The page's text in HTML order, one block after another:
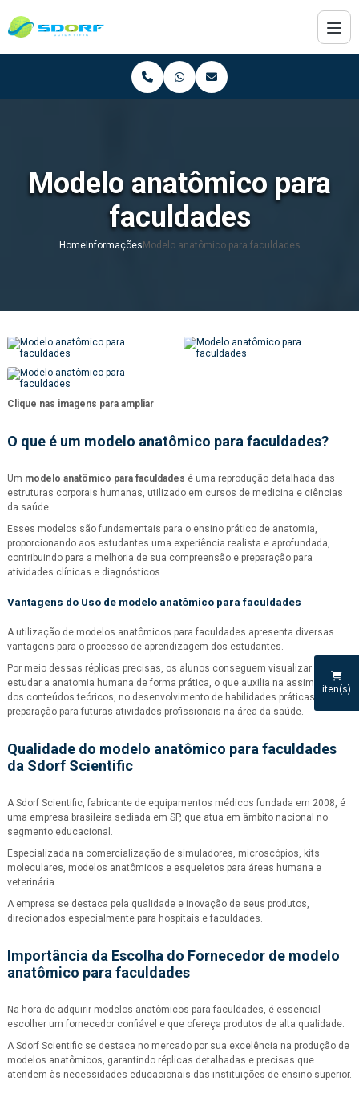
iten(s)
Modelo anatômico para
faculdades
HomeInformações Modelo anatômico para faculdades
Clique nas imagens para ampliar
O que é um modelo anatômico para faculdades?
Um modelo anatômico para faculdades é uma reprodução detalhada das
estruturas corporais humanas, utilizado em cursos de medicina e ciências
da saúde.
Esses modelos são fundamentais para o ensino prático de anatomia,
proporcionando aos estudantes uma experiência realista e aprofundada,
contribuindo para a melhoria de sua compreensão e preparação para
atividades clínicas e diagnósticos.
Vantagens do Uso de modelo anatômico para faculdades
A utilização de modelos anatômicos para faculdades apresenta diversas
vantagens para o processo de aprendizagem dos estudantes.
Por meio dessas réplicas precisas, os alunos conseguem visualizar e
estudar a anatomia humana de forma prática, o que auxilia na assimilação
dos conteúdos teóricos, no desenvolvimento de habilidades práticas e na
preparação para futuras atividades profissionais na área da saúde.
Qualidade do modelo anatômico para faculdades
da Sdorf Scientific
A Sdorf Scientific, fabricante de equipamentos médicos fundada em 2008, é
uma empresa brasileira sediada em SP, que atua em âmbito nacional no
segmento educacional.
Especializada na comercialização de simuladores, microscópios, kits
moleculares, modelos anatômicos e esqueletos para áreas humana e
veterinária.
A empresa se destaca pela qualidade e inovação de seus produtos,
direcionados especialmente para hospitais e faculdades.
Importância da Escolha do Fornecedor de modelo
anatômico para faculdades
Na hora de adquirir modelos anatômicos para faculdades, é essencial
escolher um fornecedor confiável e que ofereça produtos de alta qualidade.
A Sdorf Scientific se destaca no mercado por sua excelência na produção de
modelos anatômicos, garantindo réplicas detalhadas e precisas que
atendem às necessidades educacionais das instituições de ensino superior.